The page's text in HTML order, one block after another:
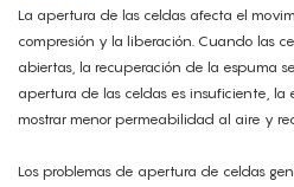
La apertura de las celdas afecta el
compresión y la liberación. Cuando las
abiertas, la recuperación de la espuma
apertura de las celdas es insuficiente,
mostrar menor permeabilidad al aire y
Los problemas de apertura de celdas